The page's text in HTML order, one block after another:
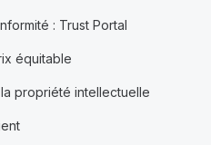
: Trust Portal
équitable
propriété intellectuelle